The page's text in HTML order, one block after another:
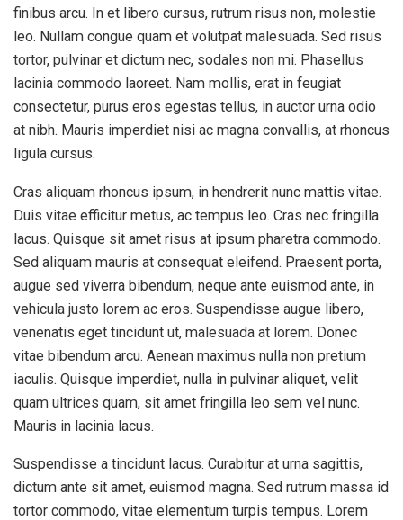
finibus arcu. In et libero cursus, rutrum risus non, molestie
leo. Nullam congue quam et volutpat malesuada. Sed risus
tortor, pulvinar et dictum nec, sodales non mi. Phasellus
lacinia commodo laoreet. Nam mollis, erat in feugiat
consectetur, purus eros egestas tellus, in auctor urna odio
at nibh. Mauris imperdiet nisi ac magna convallis, at rhoncus
ligula cursus.
Cras aliquam rhoncus ipsum, in hendrerit nunc mattis vitae.
Duis vitae efficitur metus, ac tempus leo. Cras nec fringilla
lacus. Quisque sit amet risus at ipsum pharetra commodo.
Sed aliquam mauris at consequat eleifend. Praesent porta,
augue sed viverra bibendum, neque ante euismod ante, in
vehicula justo lorem ac eros. Suspendisse augue libero,
venenatis eget tincidunt ut, malesuada at lorem. Donec
vitae bibendum arcu. Aenean maximus nulla non pretium
iaculis. Quisque imperdiet, nulla in pulvinar aliquet, velit
quam ultrices quam, sit amet fringilla leo sem vel nunc.
Mauris in lacinia lacus.
Suspendisse a tincidunt lacus. Curabitur at urna sagittis,
dictum ante sit amet, euismod magna. Sed rutrum massa id
tortor commodo, vitae elementum turpis tempus. Lorem